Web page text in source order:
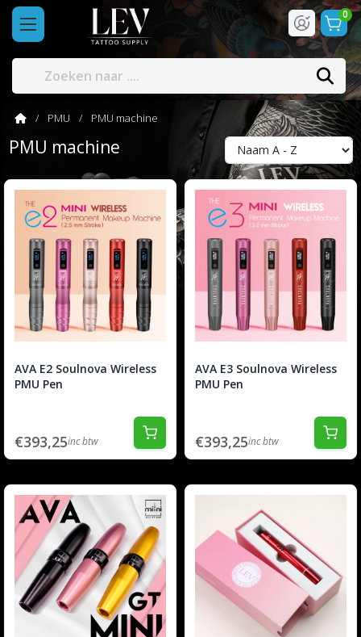
0
PMU PMU machine
PMU machine
AVA E2 Soulnova Wireless
PMU Pen
€393,25inc btw
AVA E3 Soulnova Wireless
PMU Pen
€393,25inc btw